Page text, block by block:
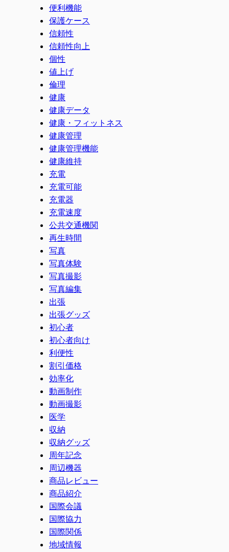
便利機能
保護ケース
信頼性
信頼性向上
個性
値上げ
倫理
健康
健康データ
健康・フィットネス
健康管理
健康管理機能
健康維持
充電
充電可能
充電器
充電速度
公共交通機関
再生時間
写真
写真体験
写真撮影
写真編集
出張
出張グッズ
初心者
初心者向け
利便性
割引価格
効率化
動画制作
動画撮影
医学
収納
収納グッズ
周年記念
周辺機器
商品レビュー
商品紹介
国際会議
国際協力
国際関係
地域情報